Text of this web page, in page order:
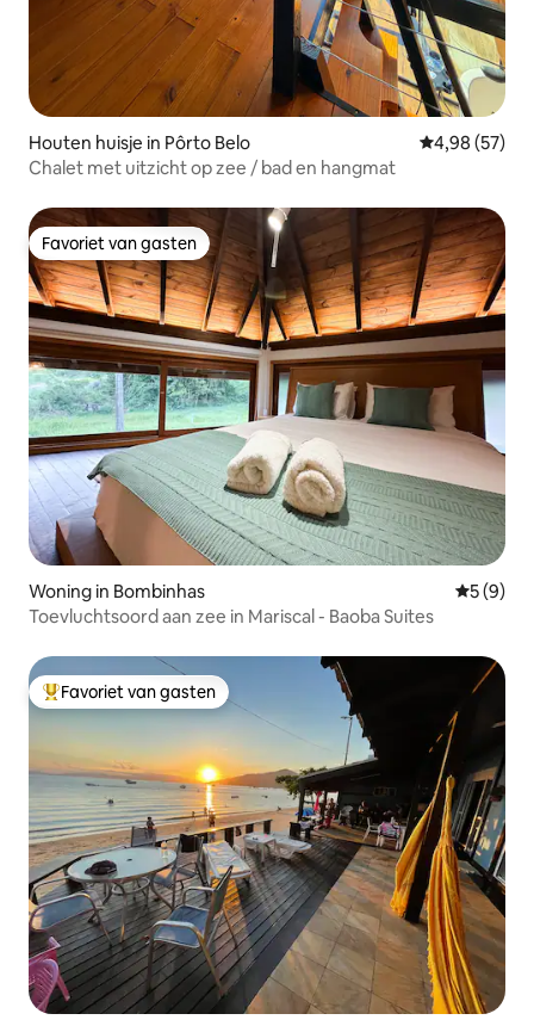
Houten huisje in Pôrto Belo Gemiddelde
4,98 (57)
Chalet met uitzicht op zee / bad en hangmat
Favoriet van gasten
Favoriet van gasten
Woning in Bombinhas
5 (9)
Toevluchtsoord aan zee in Mariscal - Baoba Suites
Topfavoriet van gasten
Favoriet van gasten